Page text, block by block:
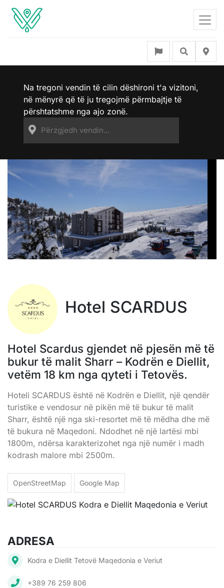
Na tregoni vendin të cilin dëshironi t'a vizitoni,
në mënyrë që të ju tregojmë përmbajtje të
përshtatshme nga ajo zonë.
Hotel SCARDUS
Hotel Scardus gjendet në pjesën më të
bukur të malit Sharr – Kodrën e Diellit,
vetëm 18 km nga qyteti i Tetovës.
Hoteli SCARDUS është në Kodrën e Diellit, një qendër
turistike e vendosur në pikën më të bukur të malit
Sharr, është një nga ski-resortet më të mëdha dhe më
të bukura në Maqedoni. Ndodhet në një lartësi mbi
1800m, ndërsa karakterizohet nga një numër i madh
kodrash malore mbi 2500m.
OpenStreetMap Google Map
ADRESA
Kodra e Diellit Tetovë Maqedonia e Veriut
+389 76 259 806